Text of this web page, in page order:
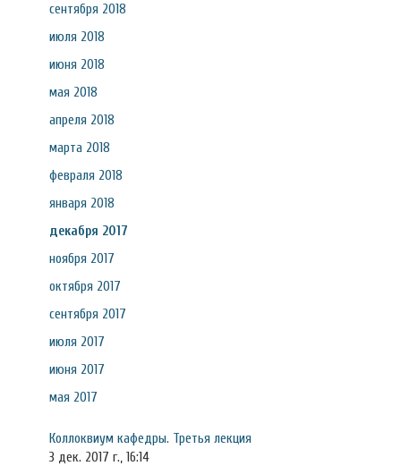
сентября 2018
июля 2018
июня 2018
мая 2018
апреля 2018
марта 2018
февраля 2018
января 2018
декабря 2017
ноября 2017
октября 2017
сентября 2017
июля 2017
июня 2017
мая 2017
Коллоквиум кафедры. Третья лекция
3 дек. 2017 г., 16:14